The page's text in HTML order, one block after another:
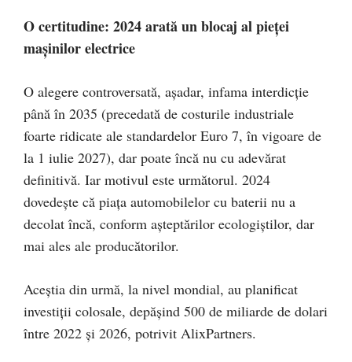
O certitudine: 2024 arată un blocaj al pieței
mașinilor electrice
O alegere controversată, așadar, infama interdicție
până în 2035 (precedată de costurile industriale
foarte ridicate ale standardelor Euro 7, în vigoare de
la 1 iulie 2027), dar poate încă nu cu adevărat
definitivă. Iar motivul este următorul. 2024
dovedește că piața automobilelor cu baterii nu a
decolat încă, conform așteptărilor ecologiștilor, dar
mai ales ale producătorilor.
Aceștia din urmă, la nivel mondial, au planificat
investiții colosale, depășind 500 de miliarde de dolari
între 2022 și 2026, potrivit AlixPartners.